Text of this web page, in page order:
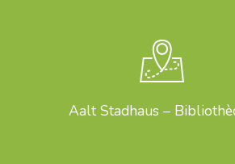
Aalt Stadhaus –